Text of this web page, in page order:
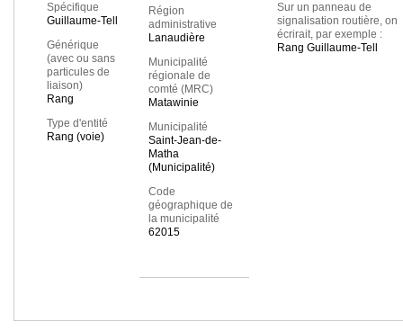
Spécifique
Guillaume-Tell
Générique
(avec ou sans
particules de
liaison)
Rang
Type d'entité
Rang (voie)
Région
administrative
Lanaudière
Municipalité
régionale de
comté (MRC)
Matawinie
Municipalité
Saint-Jean-de-
Matha
(Municipalité)
Code
géographique de
la municipalité
62015
Sur un panneau de
signalisation routière, on
écrirait, par exemple :
Rang Guillaume-Tell